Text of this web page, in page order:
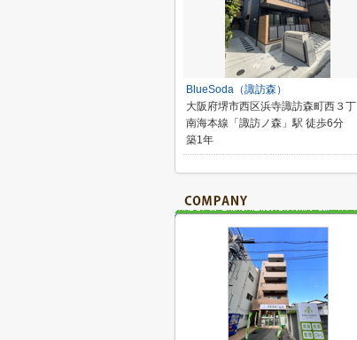
BlueSoda（諏訪森）
大阪府堺市西区浜寺諏訪森町西３丁
南海本線「諏訪ノ森」駅 徒歩6分
築1年